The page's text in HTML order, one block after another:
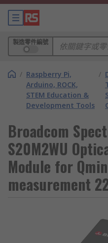
製造零件編號
/ Raspberry Pi,
Arduino, ROCK,
STEM Education &
Development Tools
/
Broadcom
S20M2WU
Module for
measurement